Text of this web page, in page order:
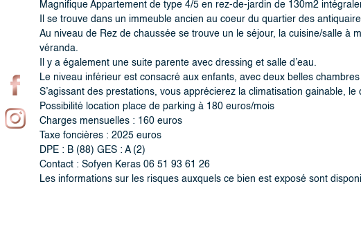
Magnifique Appartement de type 4/5 en rez-de-jardin de 130m2
Il se trouve dans un immeuble ancien au coeur du quartier des
Au niveau de Rez de chaussée se trouve un le séjour, la cuisine/salle à
véranda.
Il y a également une suite parente avec dressing et salle d’eau.
Le niveau inférieur est consacré aux enfants, avec deux belles
S’agissant des prestations, vous apprécierez la climatisation gainable,
Possibilité location place de parking à 180 euros/mois
Charges mensuelles : 160 euros
Taxe foncières : 2025 euros
DPE : B (88) GES : A (2)
Contact : Sofyen Keras 06 51 93 61 26
Les informations sur les risques auxquels ce bien est exposé sont